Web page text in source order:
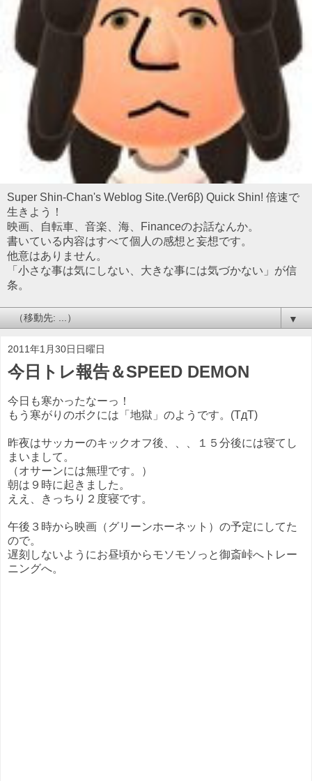
Super Shin-Chan's Weblog Site.(Ver6β) Quick Shin! 倍速で
生きよう！
映画、自転車、音楽、海、Financeのお話なんか。
書いている内容はすべて個人の感想と妄想です。
他意はありません。
「小さな事は気にしない、大きな事には気づかない」が信
条。
▼
2011年1月30日日曜日
今日トレ報告＆SPEED DEMON
今日も寒かったなーっ！
もう寒がりのボクには「地獄」のようです。(TдT)
昨夜はサッカーのキックオフ後、、、１５分後には寝てし
まいまして。
（オサーンには無理です。）
朝は９時に起きました。
ええ、きっちり２度寝です。
午後３時から映画（グリーンホーネット）の予定にしてた
ので。
遅刻しないようにお昼頃からモソモソっと御斎峠へトレー
ニングへ。